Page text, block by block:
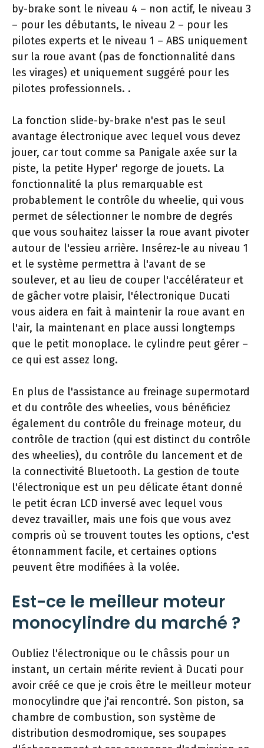
by-brake sont le niveau 4 – non actif, le niveau 3
– pour les débutants, le niveau 2 – pour les
pilotes experts et le niveau 1 – ABS uniquement
sur la roue avant (pas de fonctionnalité dans
les virages) et uniquement suggéré pour les
pilotes professionnels. .
La fonction slide-by-brake n'est pas le seul
avantage électronique avec lequel vous devez
jouer, car tout comme sa Panigale axée sur la
piste, la petite Hyper' regorge de jouets. La
fonctionnalité la plus remarquable est
probablement le contrôle du wheelie, qui vous
permet de sélectionner le nombre de degrés
que vous souhaitez laisser la roue avant pivoter
autour de l'essieu arrière. Insérez-le au niveau 1
et le système permettra à l'avant de se
soulever, et au lieu de couper l'accélérateur et
de gâcher votre plaisir, l'électronique Ducati
vous aidera en fait à maintenir la roue avant en
l'air, la maintenant en place aussi longtemps
que le petit monoplace. le cylindre peut gérer –
ce qui est assez long.
En plus de l'assistance au freinage supermotard
et du contrôle des wheelies, vous bénéficiez
également du contrôle du freinage moteur, du
contrôle de traction (qui est distinct du contrôle
des wheelies), du contrôle du lancement et de
la connectivité Bluetooth. La gestion de toute
l'électronique est un peu délicate étant donné
le petit écran LCD inversé avec lequel vous
devez travailler, mais une fois que vous avez
compris où se trouvent toutes les options, c'est
étonnamment facile, et certaines options
peuvent être modifiées à la volée.
Est-ce le meilleur moteur
monocylindre du marché ?
Oubliez l'électronique ou le châssis pour un
instant, un certain mérite revient à Ducati pour
avoir créé ce que je crois être le meilleur moteur
monocylindre que j'ai rencontré. Son piston, sa
chambre de combustion, son système de
distribution desmodromique, ses soupapes